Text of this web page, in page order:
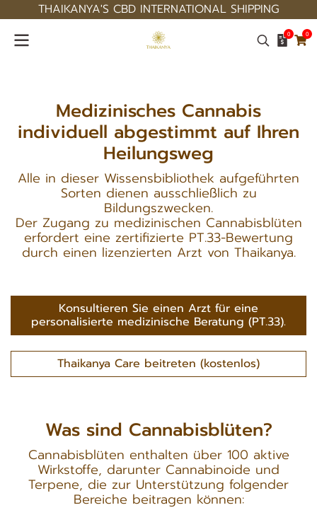
THAIKANYA'S CBD INTERNATIONAL SHIPPING
0 0
Medizinisches Cannabis
individuell abgestimmt auf Ihren
Heilungsweg
Alle in dieser Wissensbibliothek aufgeführten
Sorten dienen ausschließlich zu
Bildungszwecken.
Der Zugang zu medizinischen Cannabisblüten
erfordert eine zertifizierte PT.33-Bewertung
durch einen lizenzierten Arzt von Thaikanya.
Konsultieren Sie einen Arzt für eine
personalisierte medizinische Beratung (PT.33).
Thaikanya Care beitreten (kostenlos)
Was sind Cannabisblüten?
Cannabisblüten enthalten über 100 aktive
Wirkstoffe, darunter Cannabinoide und
Terpene, die zur Unterstützung folgender
Bereiche beitragen können: